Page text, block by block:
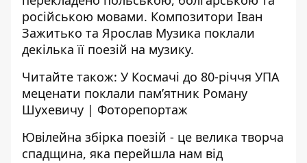
російською мовами. Композитори Іван
Зажитько та Ярослав Музика поклали
декілька її поезій на музику.
Читайте також: У Космачі до 80-річчя УПА
меценати поклали пам’ятник Роману
Шухевичу | Фоторепортаж
Ювілейна збірка поезій - це велика творча
спадщина, яка перейшла нам від